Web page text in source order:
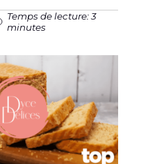
Temps de lecture: 3
minutes